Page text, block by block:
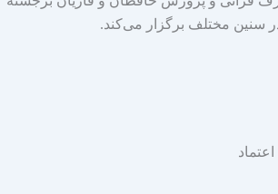
سنین مختلف برگزار می‌کند.
اعتماد